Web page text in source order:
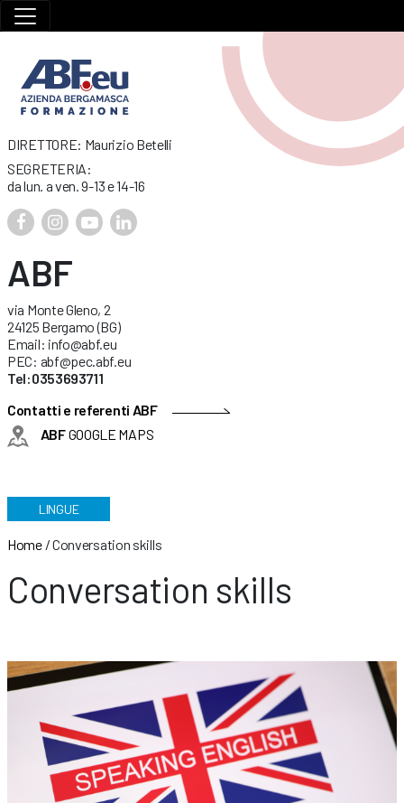
DIRETTORE: Maurizio Betelli
SEGRETERIA:
da lun. a ven. 9-13 e 14-16
ABF
via Monte Gleno, 2
24125 Bergamo (BG)
Email: info@abf.eu
PEC: abf@pec.abf.eu
Tel:0353693711
Contatti e referenti ABF
ABFGOOGLE MAPS
LINGUE
Home/Conversation skills
Conversation skills